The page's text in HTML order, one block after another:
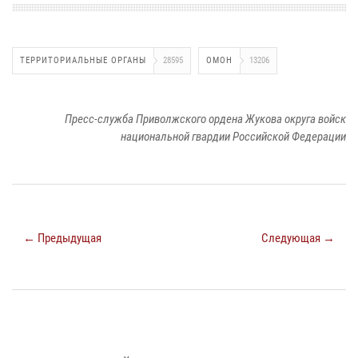
ТЕРРИТОРИАЛЬНЫЕ ОРГАНЫ 28595 ОМОН 13206
Пресс-служба Приволжского ордена Жукова округа войск
национальной гвардии Российской Федерации
← Предыдущая Следующая →